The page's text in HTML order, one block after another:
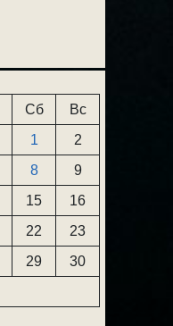
Сб
Вс
1
2
8
9
15
16
22
23
29
30